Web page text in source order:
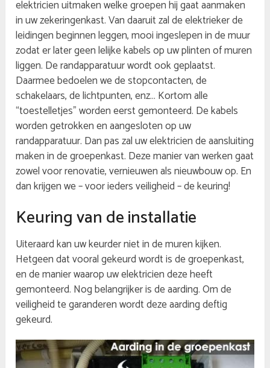
elektricien uitmaken welke groepen hij gaat aanmaken
in uw zekeringenkast. Van daaruit zal de elektrieker de
leidingen beginnen leggen, mooi ingeslepen in de muur
zodat er later geen lelijke kabels op uw plinten of muren
liggen. De randapparatuur wordt ook geplaatst.
Daarmee bedoelen we de stopcontacten, de
schakelaars, de lichtpunten, enz… Kortom alle
“toestelletjes” worden eerst gemonteerd. De kabels
worden getrokken en aangesloten op uw
randapparatuur. Dan pas zal uw elektricien de aansluiting
maken in de groepenkast. Deze manier van werken gaat
zowel voor renovatie, vernieuwen als nieuwbouw op. En
dan krijgen we – voor ieders veiligheid – de keuring!
Keuring van de installatie
Uiteraard kan uw keurder niet in de muren kijken.
Hetgeen dat vooral gekeurd wordt is de groepenkast,
en de manier waarop uw elektricien deze heeft
gemonteerd. Nog belangrijker is de aarding. Om de
veiligheid te garanderen wordt deze aarding deftig
gekeurd.